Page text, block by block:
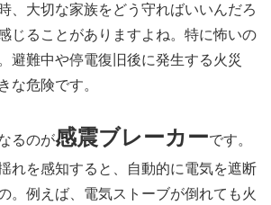
、大切な家族をどう守ればいいんだろ
じることがありますよね。特に怖いの
避難中や停電復旧後に発生する火災
な危険です。
るのが感震ブレーカーです。
れを感知すると、自動的に電気を遮断
。例えば、電気ストーブが倒れても火